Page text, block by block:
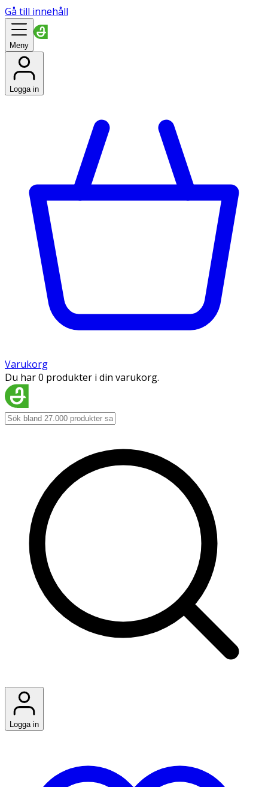
Gå till innehåll
Meny
Logga in
Varukorg
Du har 0 produkter i din varukorg.
Logga in